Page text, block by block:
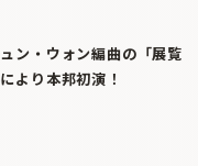
ン・ウォン編曲の「展覧
より本邦初演！